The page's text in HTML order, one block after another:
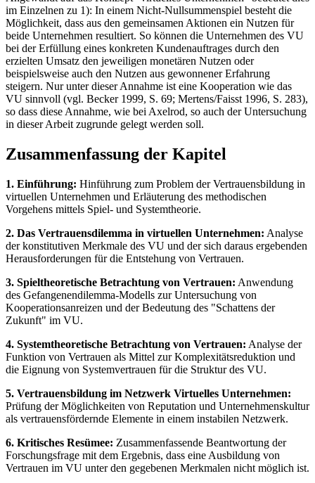
im Einzelnen zu 1): In einem Nicht-Nullsummenspiel besteht die
Möglichkeit, dass aus den gemeinsamen Aktionen ein Nutzen für
beide Unternehmen resultiert. So können die Unternehmen des VU
bei der Erfüllung eines konkreten Kundenauftrages durch den
erzielten Umsatz den jeweiligen monetären Nutzen oder
beispielsweise auch den Nutzen aus gewonnener Erfahrung
steigern. Nur unter dieser Annahme ist eine Kooperation wie das
VU sinnvoll (vgl. Becker 1999, S. 69; Mertens/Faisst 1996, S. 283),
so dass diese Annahme, wie bei Axelrod, so auch der Untersuchung
in dieser Arbeit zugrunde gelegt werden soll.
Zusammenfassung der Kapitel
1. Einführung: Hinführung zum Problem der Vertrauensbildung in
virtuellen Unternehmen und Erläuterung des methodischen
Vorgehens mittels Spiel- und Systemtheorie.
2. Das Vertrauensdilemma in virtuellen Unternehmen: Analyse
der konstitutiven Merkmale des VU und der sich daraus ergebenden
Herausforderungen für die Entstehung von Vertrauen.
3. Spieltheoretische Betrachtung von Vertrauen: Anwendung
des Gefangenendilemma-Modells zur Untersuchung von
Kooperationsanreizen und der Bedeutung des "Schattens der
Zukunft" im VU.
4. Systemtheoretische Betrachtung von Vertrauen: Analyse der
Funktion von Vertrauen als Mittel zur Komplexitätsreduktion und
die Eignung von Systemvertrauen für die Struktur des VU.
5. Vertrauensbildung im Netzwerk Virtuelles Unternehmen:
Prüfung der Möglichkeiten von Reputation und Unternehmenskultur
als vertrauensfördernde Elemente in einem instabilen Netzwerk.
6. Kritisches Resümee: Zusammenfassende Beantwortung der
Forschungsfrage mit dem Ergebnis, dass eine Ausbildung von
Vertrauen im VU unter den gegebenen Merkmalen nicht möglich ist.